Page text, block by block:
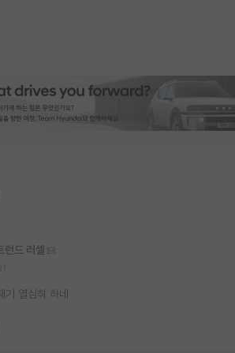
런드 러셀
기 열심히 하네